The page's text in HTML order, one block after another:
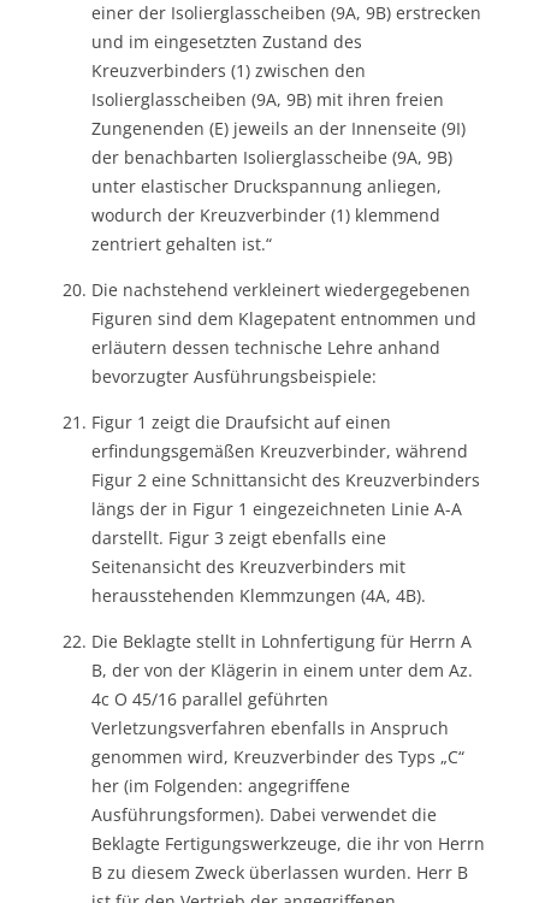
einer der Isolierglasscheiben (9A, 9B) erstrecken
und im eingesetzten Zustand des
Kreuzverbinders (1) zwischen den
Isolierglasscheiben (9A, 9B) mit ihren freien
Zungenenden (E) jeweils an der Innenseite (9I)
der benachbarten Isolierglasscheibe (9A, 9B)
unter elastischer Druckspannung anliegen,
wodurch der Kreuzverbinder (1) klemmend
zentriert gehalten ist.“
Die nachstehend verkleinert wiedergegebenen
Figuren sind dem Klagepatent entnommen und
erläutern dessen technische Lehre anhand
bevorzugter Ausführungsbeispiele:
Figur 1 zeigt die Draufsicht auf einen
erfindungsgemäßen Kreuzverbinder, während
Figur 2 eine Schnittansicht des Kreuzverbinders
längs der in Figur 1 eingezeichneten Linie A-A
darstellt. Figur 3 zeigt ebenfalls eine
Seitenansicht des Kreuzverbinders mit
herausstehenden Klemmzungen (4A, 4B).
Die Beklagte stellt in Lohnfertigung für Herrn A
B, der von der Klägerin in einem unter dem Az.
4c O 45/16 parallel geführten
Verletzungsverfahren ebenfalls in Anspruch
genommen wird, Kreuzverbinder des Typs „C“
her (im Folgenden: angegriffene
Ausführungsformen). Dabei verwendet die
Beklagte Fertigungswerkzeuge, die ihr von Herrn
B zu diesem Zweck überlassen wurden. Herr B